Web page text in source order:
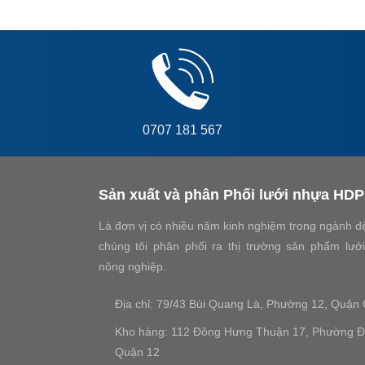
0707 181 567
Sản xuất và phân Phối lưới nhựa
Là đơn vị có nhiều năm kinh nghiệm trong ngành
chúng tôi phân phối ra thị trường sản phẩm
nông nghiệp.
Địa chỉ: 79/43 Bùi Quang Là, Phường 12, Quận
Kho hàng: 112 Đông Hưng Thuận 17, Phường
Quận 12